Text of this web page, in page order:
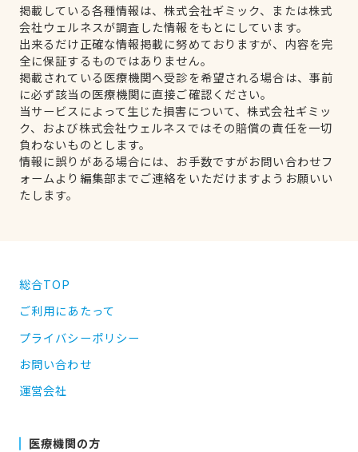
掲載している各種情報は、株式会社ギミック、または株式
会社ウェルネスが調査した情報をもとにしています。
出来るだけ正確な情報掲載に努めておりますが、内容を完
全に保証するものではありません。
掲載されている医療機関へ受診を希望される場合は、事前
に必ず該当の医療機関に直接ご確認ください。
当サービスによって生じた損害について、株式会社ギミッ
ク、および株式会社ウェルネスではその賠償の責任を一切
負わないものとします。
情報に誤りがある場合には、お手数ですがお問い合わせフ
ォームより編集部までご連絡をいただけますようお願いい
たします。
総合TOP
ご利用にあたって
プライバシーポリシー
お問い合わせ
運営会社
医療機関の方